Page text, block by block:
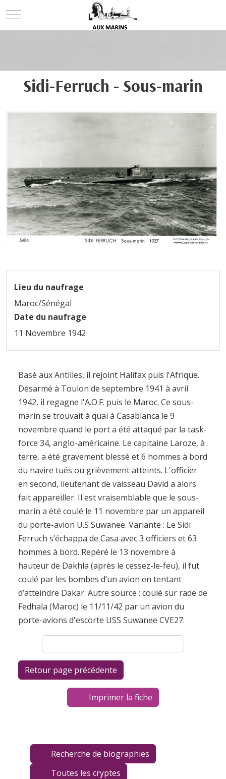
Mobile Menu Toggle
Sidi-Ferruch - Sous-marin
Lieu du naufrage
Maroc/Sénégal
Date du naufrage
11 Novembre 1942
Basé aux Antilles, il rejoint Halifax puis l'Afrique.
Désarmé à Toulon de septembre 1941 à avril
1942, il regagne l'A.O.F. puis le Maroc. Ce sous-
marin se trouvait à quai à Casablanca le 9
novembre quand le port a été attaqué par la task-
force 34, anglo-américaine. Le capitaine Laroze, à
terre, a été gravement blessé et 6 hommes à bord
du navire tués ou grièvement atteints. L'officier
en second, lieutenant de vaisseau David a alors
fait appareiller. Il est vraisemblable que le sous-
marin a été coulé le 11 novembre par un appareil
du porte-avion U.S Suwanee. Variante : Le Sidi
Ferruch s’échappa de Casa avec 3 officiers et 63
hommes à bord. Repéré le 13 novembre à
hauteur de Dakhla (après le cessez-le-feu), il fut
coulé par les bombes d’un avion en tentant
d’atteindre Dakar. Autre source : coulé sur rade de
Fedhala (Maroc) le 11/11/42 par un avion du
porte-avions d'escorte USS Suwanee CVE27.
Imprimer la fiche
Recherche de biographies
Toutes les cryptes